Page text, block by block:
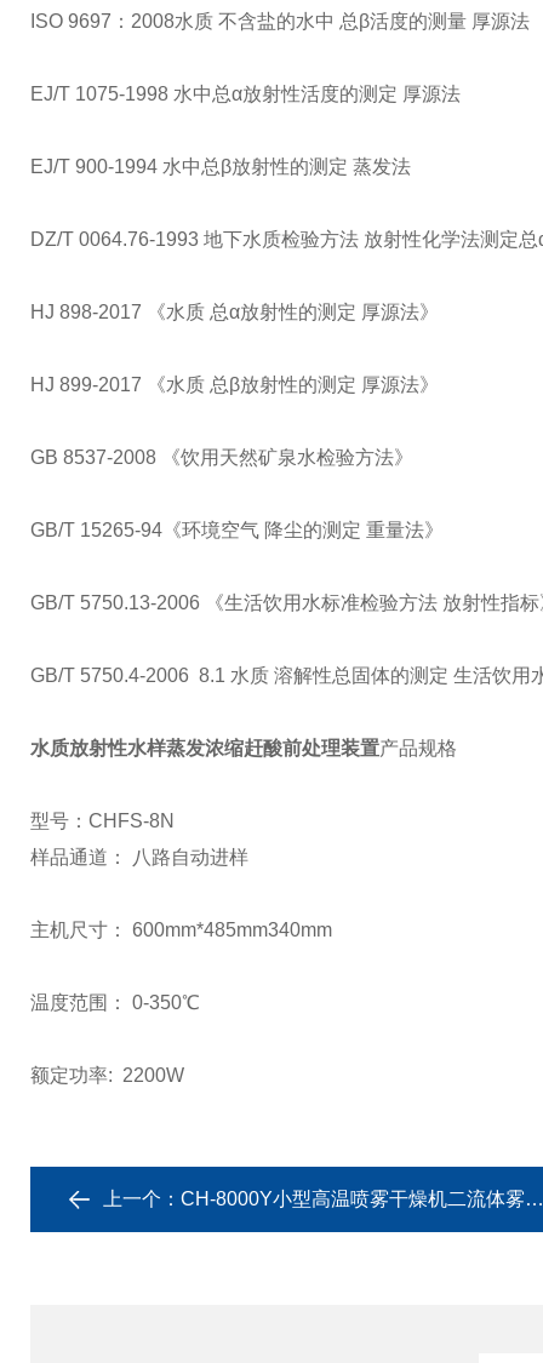
ISO 9697：2008水质 不含盐的水中 总β活度的测量 厚源法
EJ/T 1075-1998 水中总α放射性活度的测定 厚源法
EJ/T 900-1994 水中总β放射性的测定 蒸发法
DZ/T 0064.76-1993 地下水质检验方法 放射性化学法测定总
HJ 898-2017 《水质 总α放射性的测定 厚源法》
HJ 899-2017 《水质 总β放射性的测定 厚源法》
GB 8537-2008 《饮用天然矿泉水检验方法》
GB/T 15265-94《环境空气 降尘的测定 重量法》
GB/T 5750.13-2006 《生活饮用水标准检验方法 放射性指标
GB/T 5750.4-2006 8.1 水质 溶解性总固体的测定 生活饮用
水质放射性水样蒸发浓缩赶酸前处理装置产品规格
型号：CHFS-8N
样品通道： 八路自动进样
主机尺寸： 600mm*485mm340mm
温度范围： 0-350℃
额定功率: 2200W
上一个： CH-8000Y小型高温喷雾干燥机二流体雾化装置